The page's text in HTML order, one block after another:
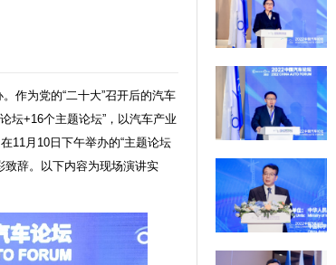
作为党的“二十大”召开后的汽车
坛+16个主题论坛”，以汽车产业
11月10日下午举办的“主题论坛
致辞。以下内容为现场演讲实